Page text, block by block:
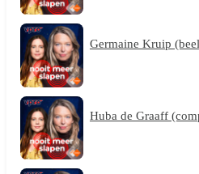
Germaine Kruip
Huba de Graaff